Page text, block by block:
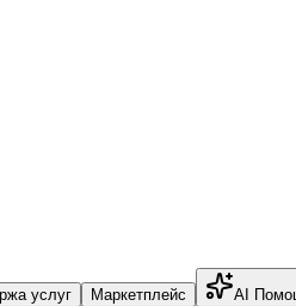
услуг Маркетплейс AI